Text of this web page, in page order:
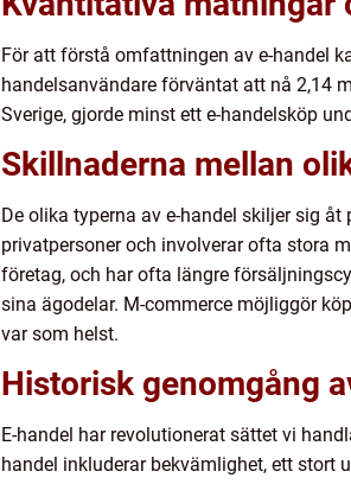
För att förstå omfattningen av e-handel
handelsanvändare förväntat att nå 2,14
Sverige, gjorde minst ett e-handelsköp
Skillnaderna mellan
De olika typerna av e-handel skiljer sig
privatpersoner och involverar ofta stora
företag, och har ofta längre
sina ägodelar. M-commerce möjliggör
var som helst.
Historisk genomgång
E-handel har revolutionerat sättet vi
handel inkluderar bekvämlighet, ett stort